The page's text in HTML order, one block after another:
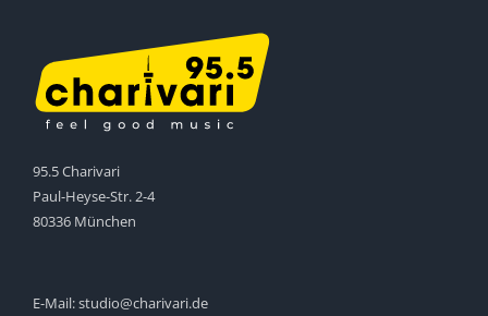
95.5 Charivari
Paul-Heyse-Str. 2-4
80336 München
E-Mail:studio@charivari.de